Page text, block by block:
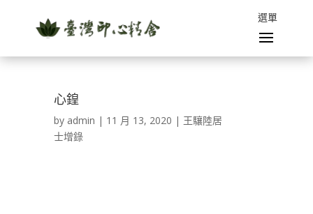
心鍠
by admin | 11 月 13, 2020 | 王驤陸居
士增錄